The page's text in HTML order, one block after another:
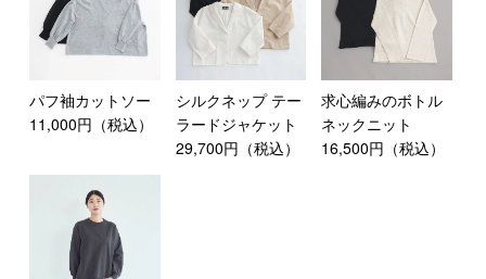
パフ袖カットソー
11,000円（税込）
シルクネップ テー
ラードジャケット
29,700円（税込）
求心編みのボトル
ネックニット
16,500円（税込）